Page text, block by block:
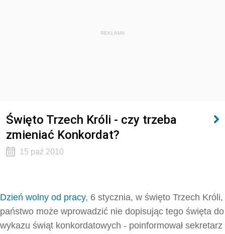
REKLAMA
Święto Trzech Króli - czy trzeba
zmieniać Konkordat?
15 paź 2010
Dzień wolny od pracy, 6 stycznia, w święto Trzech Króli,
państwo może wprowadzić nie dopisując tego święta do
wykazu świąt konkordatowych - poinformował sekretarz